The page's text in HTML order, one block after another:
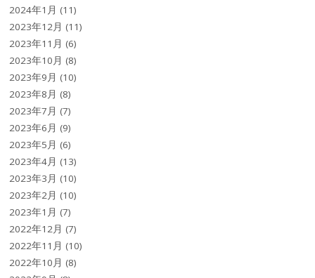
2024年1月 (11)
2023年12月 (11)
2023年11月 (6)
2023年10月 (8)
2023年9月 (10)
2023年8月 (8)
2023年7月 (7)
2023年6月 (9)
2023年5月 (6)
2023年4月 (13)
2023年3月 (10)
2023年2月 (10)
2023年1月 (7)
2022年12月 (7)
2022年11月 (10)
2022年10月 (8)